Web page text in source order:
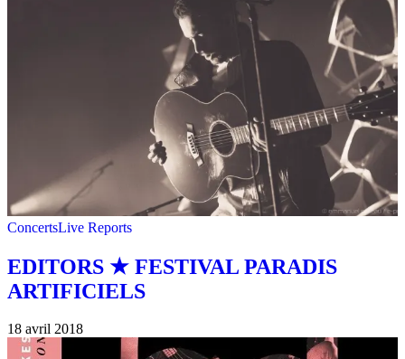
ConcertsLive Reports
EDITORS ★ FESTIVAL PARADIS
ARTIFICIELS
18 avril 2018